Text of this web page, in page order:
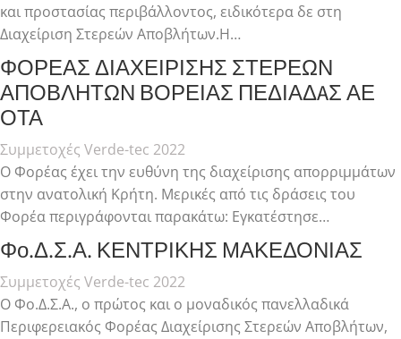
και προστασίας περιβάλλοντος, ειδικότερα δε στη
Διαχείριση Στερεών Αποβλήτων.Η…
ΦΟΡΕΑΣ ΔΙΑΧΕΙΡΙΣΗΣ ΣΤΕΡΕΩΝ
ΑΠΟΒΛΗΤΩΝ ΒΟΡΕΙΑΣ ΠΕΔΙΑΔAΣ ΑΕ
ΟΤΑ
Συμμετοχές Verde-tec 2022
Ο Φορέας έχει την ευθύνη της διαχείρισης απορριμμάτων
στην ανατολική Κρήτη. Μερικές από τις δράσεις του
Φορέα περιγράφονται παρακάτω: Εγκατέστησε…
Φο.Δ.Σ.Α. ΚΕΝΤΡΙΚΗΣ ΜΑΚΕΔΟΝΙΑΣ
Συμμετοχές Verde-tec 2022
Ο Φο.Δ.Σ.Α., ο πρώτος και ο μοναδικός πανελλαδικά
Περιφερειακός Φορέας Διαχείρισης Στερεών Αποβλήτων,